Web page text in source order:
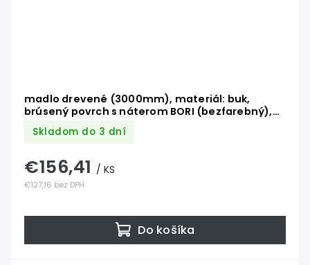
madlo drevené (3000mm), materiál: buk,
brúsený povrch s náterom BORI (bezfarebný),
set: 4 ks úchyt, madlo s nerezovým ukončením
Skladom do 3 dní
€127,16 bez DPH
€156,41 / KS
Do košíka